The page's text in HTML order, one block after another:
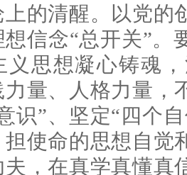
上的清醒。以党的
信念“总开关”。
义思想凝心铸魂
力量、人格力量，
识”、坚定“四个
担使命的思想自觉
夫，在真学真懂真